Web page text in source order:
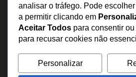
Portal de notícias comprometido com a
analisar o tráfego. Pode
a permitir clicando em
Aceitar Todos para consentir ou
para recusar cookies não
Personalizar